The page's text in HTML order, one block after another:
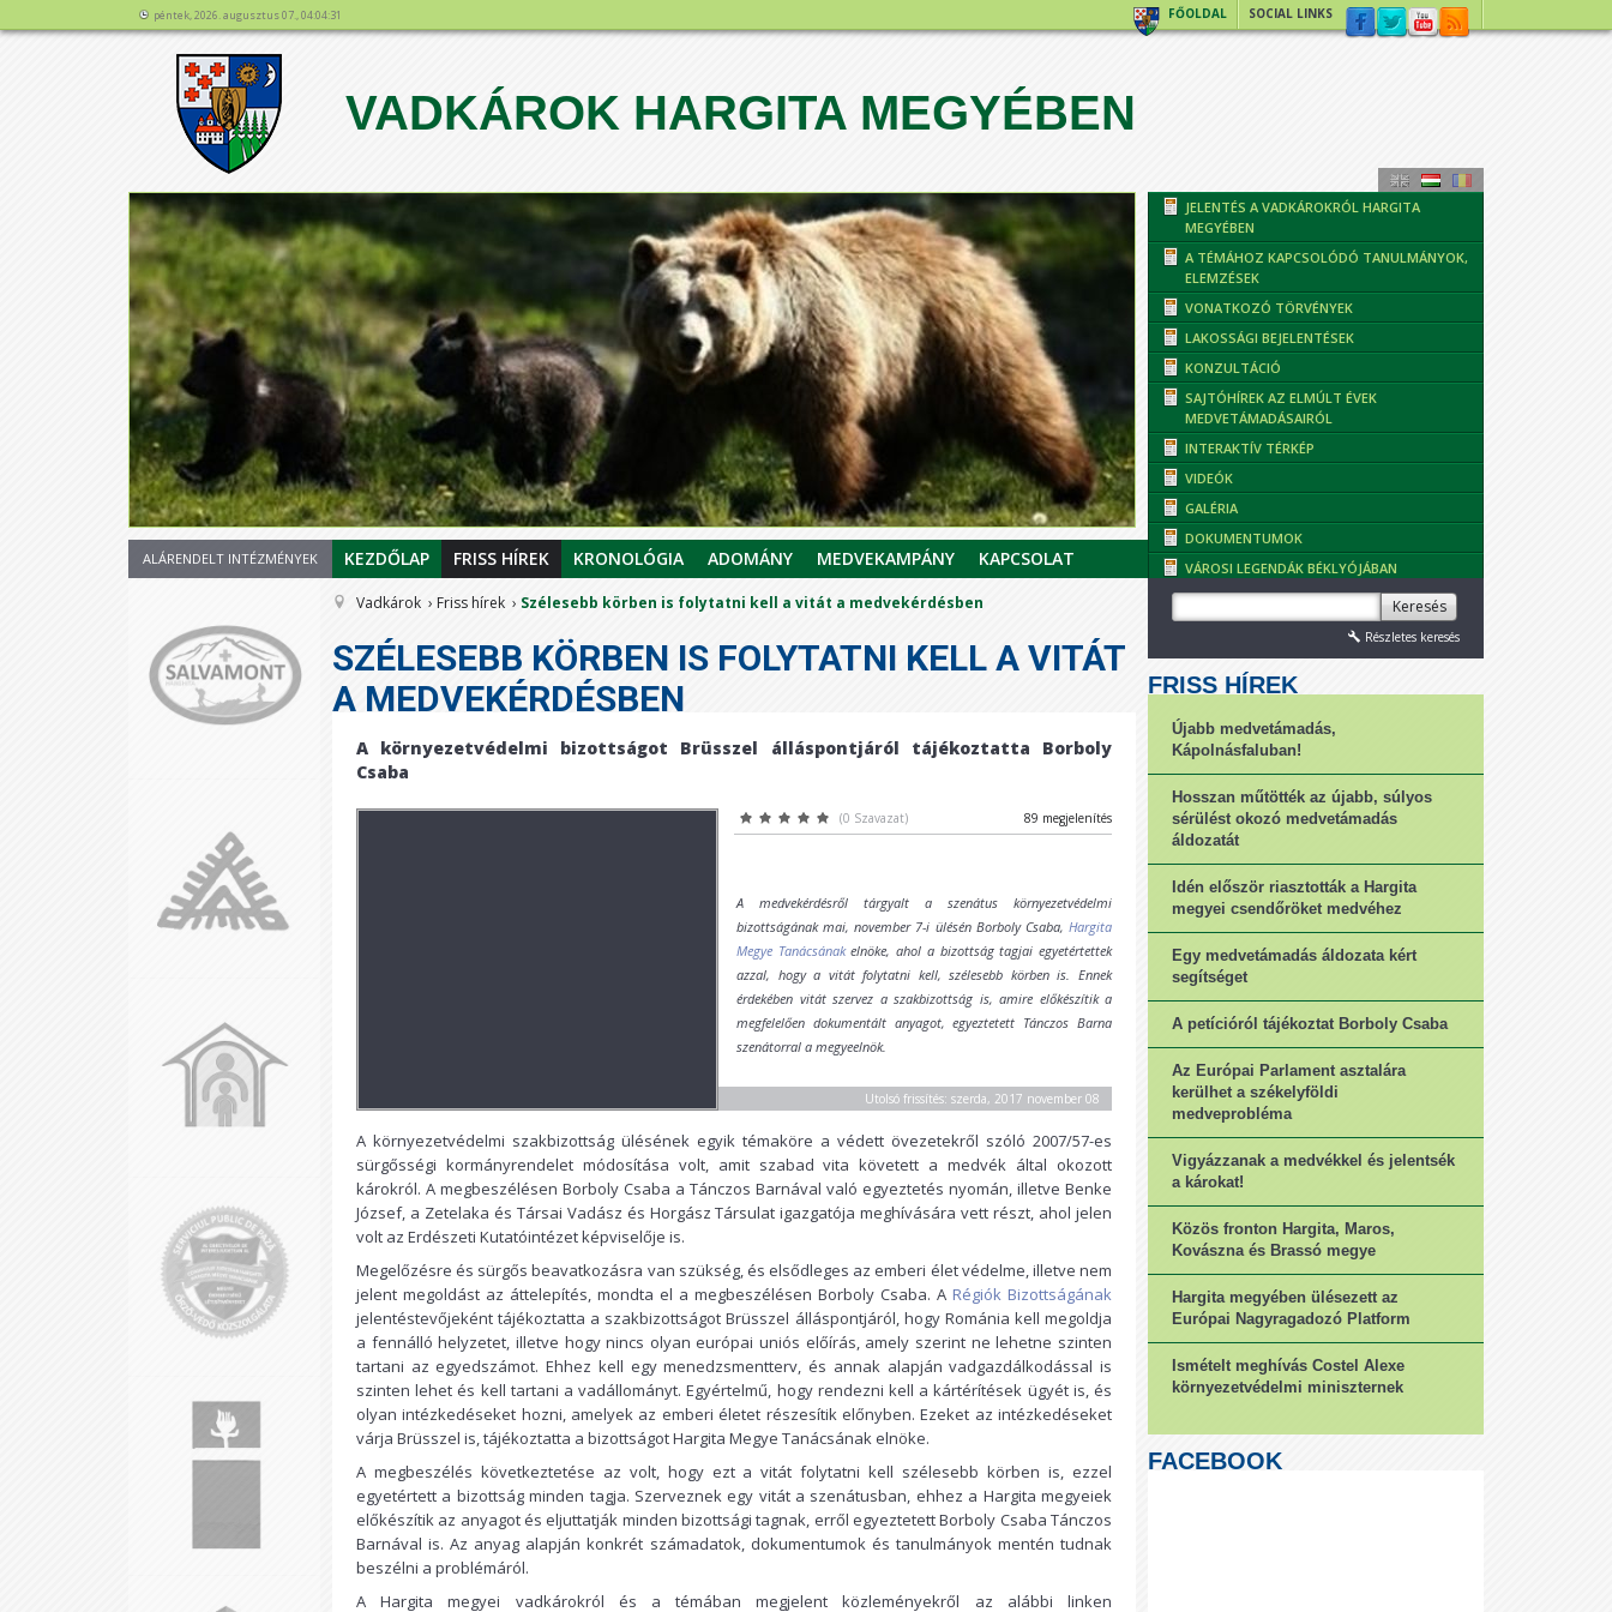
péntek, 2026. augusztus 07., 04:04:31 FŐOLDAL SOCIAL LINKS
VADKÁROK HARGITA MEGYÉBEN
123
JELENTÉS A VADKÁROKRÓL HARGITA
MEGYÉBEN
A TÉMÁHOZ KAPCSOLÓDÓ TANULMÁNYOK,
ELEMZÉSEK
VONATKOZÓ TÖRVÉNYEK
LAKOSSÁGI BEJELENTÉSEK
KONZULTÁCIÓ
SAJTÓHÍREK AZ ELMÚLT ÉVEK
MEDVETÁMADÁSAIRÓL
INTERAKTÍV TÉRKÉP
VIDEÓK
GALÉRIA
DOKUMENTUMOK
VÁROSI LEGENDÁK BÉKLYÓJÁBAN
ALÁRENDELT INTÉZMÉNYEK KEZDŐLAP FRISS HÍREK KRONOLÓGIA ADOMÁNY MEDVEKAMPÁNY KAPCSOLAT
Vadkárok Friss hírek Szélesebb körben is folytatni kell a vitát a medvekérdésben
SZÉLESEBB KÖRBEN IS FOLYTATNI KELL A VITÁT
A MEDVEKÉRDÉSBEN
A környezetvédelmi bizottságot Brüsszel álláspontjáról tájékoztatta Borboly
Csaba
(0 Szavazat) 89 megjelenítés
A medvekérdésről tárgyalt a szenátus környezetvédelmi
bizottságának mai, november 7-i ülésén Borboly Csaba, Hargita
Megye Tanácsánakelnöke, ahol a bizottság tagjai egyetértettek
azzal, hogy a vitát folytatni kell, szélesebb körben is. Ennek
érdekében vitát szervez a szakbizottság is, amire előkészítik a
megfelelően dokumentált anyagot, egyeztetett Tánczos Barna
szenátorral a megyeelnök.
Utolsó frissítés: szerda, 2017 november 08
A környezetvédelmi szakbizottság ülésének egyik témaköre a védett övezetekről szóló 2007/57-es
sürgősségi kormányrendelet módosítása volt, amit szabad vita követett a medvék által okozott
károkról. A megbeszélésen Borboly Csaba a Tánczos Barnával való egyeztetés nyomán, illetve Benke
József, a Zetelaka és Társai Vadász és Horgász Társulat igazgatója meghívására vett részt, ahol jelen
volt az Erdészeti Kutatóintézet képviselője is.
Megelőzésre és sürgős beavatkozásra van szükség, és elsődleges az emberi élet védelme, illetve nem
jelent megoldást az áttelepítés, mondta el a megbeszélésen Borboly Csaba. A Régiók Bizottságának
jelentéstevőjeként tájékoztatta a szakbizottságot Brüsszel álláspontjáról, hogy Románia kell megoldja
a fennálló helyzetet, illetve hogy nincs olyan európai uniós előírás, amely szerint ne lehetne szinten
tartani az egyedszámot. Ehhez kell egy menedzsmentterv, és annak alapján vadgazdálkodással is
szinten lehet és kell tartani a vadállományt. Egyértelmű, hogy rendezni kell a kártérítések ügyét is, és
olyan intézkedéseket hozni, amelyek az emberi életet részesítik előnyben. Ezeket az intézkedéseket
várja Brüsszel is, tájékoztatta a bizottságot Hargita Megye Tanácsának elnöke.
A megbeszélés következtetése az volt, hogy ezt a vitát folytatni kell szélesebb körben is, ezzel
egyetértett a bizottság minden tagja. Szerveznek egy vitát a szenátusban, ehhez a Hargita megyeiek
előkészítik az anyagot és eljuttatják minden bizottsági tagnak, erről egyeztetett Borboly Csaba Tánczos
Barnával is. Az anyag alapján konkrét számadatok, dokumentumok és tanulmányok mentén tudnak
beszélni a problémáról.
A Hargita megyei vadkárokról és a témában megjelent közleményekről az alábbi linken
Keresés
Részletes keresés
FRISS HÍREK
Újabb medvetámadás,
Kápolnásfaluban!
Hosszan műtötték az újabb, súlyos
sérülést okozó medvetámadás
áldozatát
Idén először riasztották a Hargita
megyei csendőröket medvéhez
Egy medvetámadás áldozata kért
segítséget
A petícióról tájékoztat Borboly Csaba
Az Európai Parlament asztalára
kerülhet a székelyföldi
medveprobléma
Vigyázzanak a medvékkel és jelentsék
a károkat!
Közös fronton Hargita, Maros,
Kovászna és Brassó megye
Hargita megyében ülésezett az
Európai Nagyragadozó Platform
Ismételt meghívás Costel Alexe
környezetvédelmi miniszternek
FACEBOOK